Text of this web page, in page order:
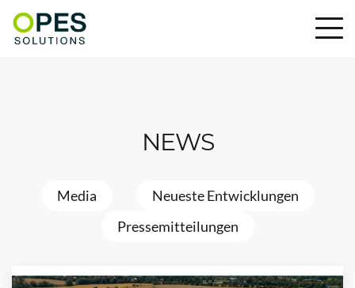
NEWS
Media
Neueste Entwicklungen
Pressemitteilungen